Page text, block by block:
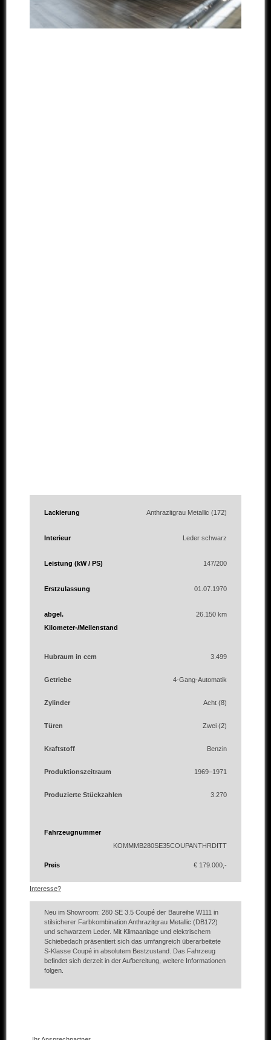
Lackierung Anthrazitgrau Metallic (172)
Interieur Leder schwarz
Leistung (kW / PS) 147/200
Erstzulassung 01.07.1970
abgel.
Kilometer-/Meilenstand
26.150 km
Hubraum in ccm 3.499
Getriebe 4-Gang-Automatik
Zylinder Acht (8)
Türen Zwei (2)
Kraftstoff Benzin
Produktionszeitraum 1969–1971
Produzierte Stückzahlen 3.270
Fahrzeugnummer
KOMMMB280SE35COUPANTHRDITT
Preis € 179.000,-
Interesse?
Neu im Showroom: 280 SE 3.5 Coupé der Baureihe W111 in
stilsicherer Farbkombination Anthrazitgrau Metallic (DB172)
und schwarzem Leder. Mit Klimaanlage und elektrischem
Schiebedach präsentiert sich das umfangreich überarbeitete
S-Klasse Coupé in absolutem Bestzustand. Das Fahrzeug
befindet sich derzeit in der Aufbereitung, weitere Informationen
folgen.